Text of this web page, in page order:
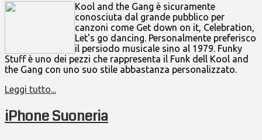
Kool and the Gang è sicuramente
conosciuta dal grande pubblico per
canzoni come Get down on it, Celebration,
Let's go dancing. Personalmente preferisco
il persiodo musicale sino al 1979. Funky
Stuff è uno dei pezzi che rappresenta il Funk dell Kool and
the Gang con uno suo stile abbastanza personalizzato.
Leggi tutto...
iPhone Suoneria